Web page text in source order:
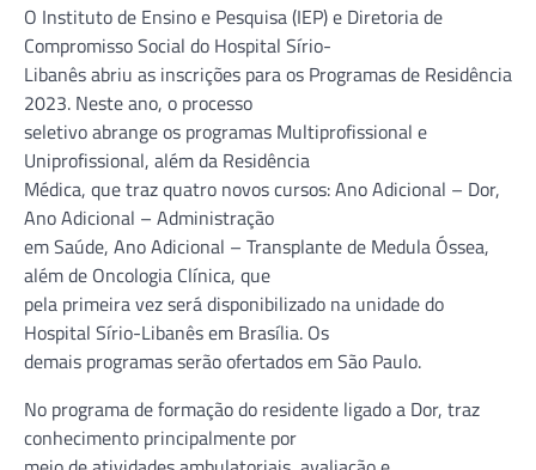
O Instituto de Ensino e Pesquisa (IEP) e Diretoria de
Compromisso Social do Hospital Sírio-
Libanês abriu as inscrições para os Programas de Residência
2023. Neste ano, o processo
seletivo abrange os programas Multiprofissional e
Uniprofissional, além da Residência
Médica, que traz quatro novos cursos: Ano Adicional – Dor,
Ano Adicional – Administração
em Saúde, Ano Adicional – Transplante de Medula Óssea,
além de Oncologia Clínica, que
pela primeira vez será disponibilizado na unidade do
Hospital Sírio-Libanês em Brasília. Os
demais programas serão ofertados em São Paulo.
No programa de formação do residente ligado a Dor, traz
conhecimento principalmente por